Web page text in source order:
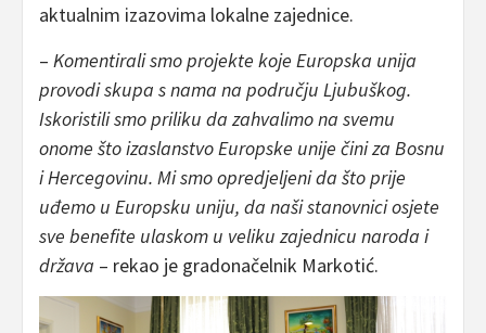
aktualnim izazovima lokalne zajednice.
– Komentirali smo projekte koje Europska unija
provodi skupa s nama na području Ljubuškog.
Iskoristili smo priliku da zahvalimo na svemu
onome što izaslanstvo Europske unije čini za Bosnu
i Hercegovinu. Mi smo opredjeljeni da što prije
uđemo u Europsku uniju, da naši stanovnici osjete
sve benefite ulaskom u veliku zajednicu naroda i
država – rekao je gradonačelnik Markotić.